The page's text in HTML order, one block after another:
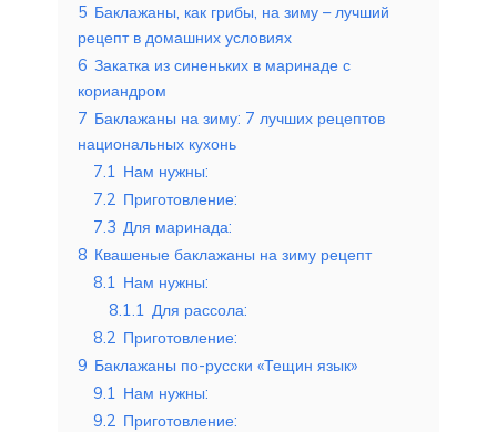
5 Баклажаны, как грибы, на зиму – лучший
рецепт в домашних условиях
6 Закатка из синеньких в маринаде с
кориандром
7 Баклажаны на зиму: 7 лучших рецептов
национальных кухонь
7.1 Нам нужны:
7.2 Приготовление:
7.3 Для маринада:
8 Квашеные баклажаны на зиму рецепт
8.1 Нам нужны:
8.1.1 Для рассола:
8.2 Приготовление:
9 Баклажаны по-русски «Тещин язык»
9.1 Нам нужны:
9.2 Приготовление: